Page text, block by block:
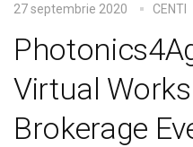
27 septembrie 2020 CENTI
Virtual
Brokerage